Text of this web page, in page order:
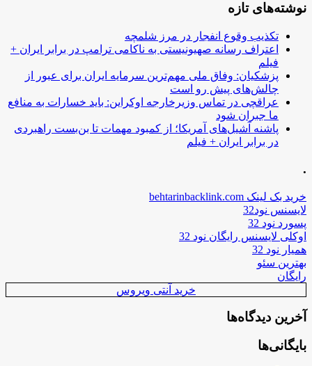
نوشته‌های تازه
تکذیب وقوع انفجار در مرز شلمچه
اعتراف رسانه صهیونیستی به ناکامی ترامپ در برابر ایران +
فیلم
پزشکیان: وفاق ملی مهم‌ترین سرمایه ایران برای عبور از
چالش‌های پیش رو است
عراقچی در تماس وزیرخارجه اوکراین: باید خسارات به منافع
ما جبران شود
پاشنه آشیل‌های آمریکا؛ از کمبود مهمات تا بن‌بست راهبردی
در برابر ایران + فیلم
.
خرید بک لینک behtarinbacklink.com
لایسنس نود32
پسورد نود 32
اوکلی لایسنس رایگان نود 32
همیار نود 32
بهترین سئو
رایگان
خرید آنتی ویروس
آخرین دیدگاه‌ها
بایگانی‌ها